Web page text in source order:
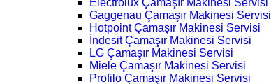
Gaggenau Çamaşır Makinesi Servisi
Hotpoint Çamaşır Makinesi Servisi
İndesit Çamaşır Makinesi Servisi
LG Çamaşır Makinesi Servisi
Miele Çamaşır Makinesi Servisi
Profilo Çamaşır Makinesi Servisi